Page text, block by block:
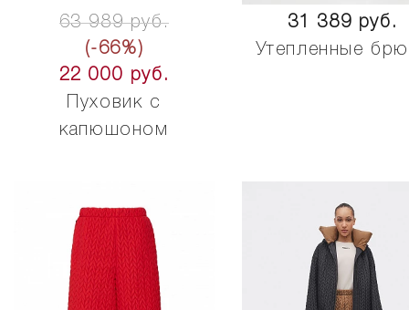
63 989 руб.
(-66%)
22 000 руб.
Пуховик с
капюшоном
31 389 руб.
Утепленные